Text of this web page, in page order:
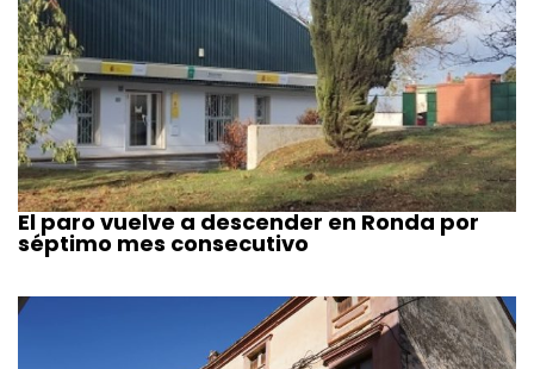
El paro vuelve a descender en Ronda por
séptimo mes consecutivo